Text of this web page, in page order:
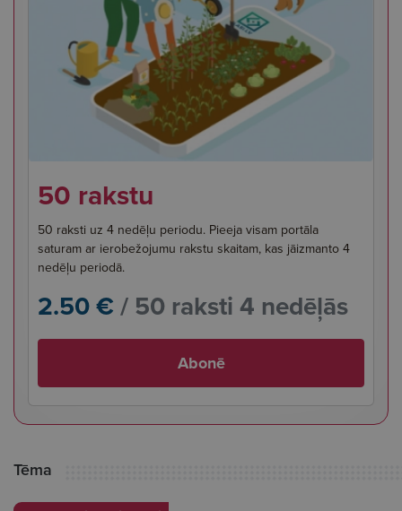
50 rakstu
50 raksti uz 4 nedēļu periodu. Pieeja visam portāla
saturam ar ierobežojumu rakstu skaitam, kas jāizmanto 4
nedēļu periodā.
2.50 €/ 50 raksti 4 nedēļās
Abonē
Tēma